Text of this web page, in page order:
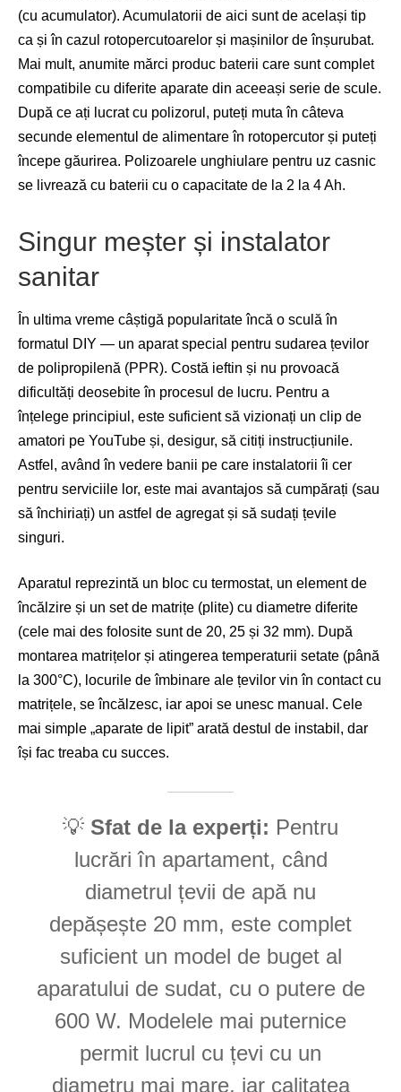
(cu acumulator). Acumulatorii de aici sunt de același tip
ca și în cazul rotopercutoarelor și mașinilor de înșurubat.
Mai mult, anumite mărci produc baterii care sunt complet
compatibile cu diferite aparate din aceeași serie de scule.
După ce ați lucrat cu polizorul, puteți muta în câteva
secunde elementul de alimentare în rotopercutor și puteți
începe găurirea. Polizoarele unghiulare pentru uz casnic
se livrează cu baterii cu o capacitate de la 2 la 4 Ah.
Singur meșter și instalator
sanitar
În ultima vreme câștigă popularitate încă o sculă în
formatul DIY — un aparat special pentru sudarea țevilor
de polipropilenă (PPR). Costă ieftin și nu provoacă
dificultăți deosebite în procesul de lucru. Pentru a
înțelege principiul, este suficient să vizionați un clip de
amatori pe YouTube și, desigur, să citiți instrucțiunile.
Astfel, având în vedere banii pe care instalatorii îi cer
pentru serviciile lor, este mai avantajos să cumpărați (sau
să închiriați) un astfel de agregat și să sudați țevile
singuri.
Aparatul reprezintă un bloc cu termostat, un element de
încălzire și un set de matrițe (plite) cu diametre diferite
(cele mai des folosite sunt de 20, 25 și 32 mm). După
montarea matrițelor și atingerea temperaturii setate (până
la 300°C), locurile de îmbinare ale țevilor vin în contact cu
matrițele, se încălzesc, iar apoi se unesc manual. Cele
mai simple „aparate de lipit” arată destul de instabil, dar
își fac treaba cu succes.
💡 Sfat de la experți: Pentru
lucrări în apartament, când
diametrul țevii de apă nu
depășește 20 mm, este complet
suficient un model de buget al
aparatului de sudat, cu o putere de
600 W. Modelele mai puternice
permit lucrul cu țevi cu un
diametru mai mare, iar calitatea